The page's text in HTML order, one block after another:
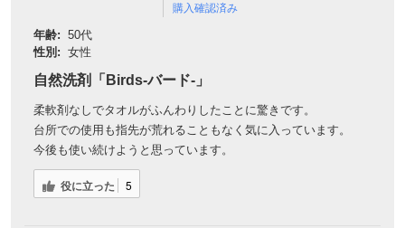
購入確認済み
年齢: 50代
性別: 女性
自然洗剤「Birds-バード-」
柔軟剤なしでタオルがふんわりしたことに驚きです。
台所での使用も指先が荒れることもなく気に入っています。
今後も使い続けようと思っています。
役に立った 5